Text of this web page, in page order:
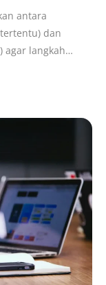
antara
dan
agar langkah